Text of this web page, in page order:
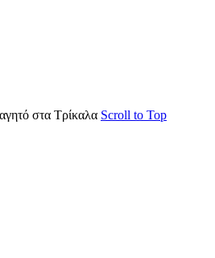
στα Τρίκαλα Scroll to Top